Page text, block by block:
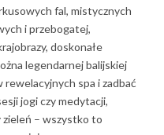
fal, mistycznych
i przebogatej,
doskonałe
legendarnej balijskiej
rewelacyjnych spa i zadbać
jogi czy medytacji,
zieleń – wszystko to